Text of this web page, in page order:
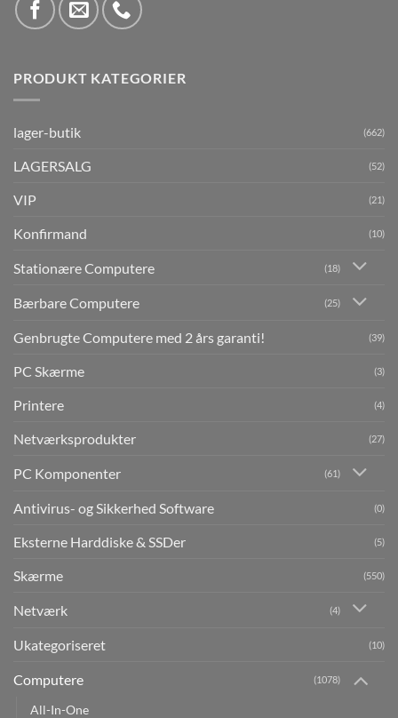
PRODUKT KATEGORIER
lager-butik (662)
LAGERSALG (52)
VIP (21)
Konfirmand (10)
Stationære Computere (18)
Bærbare Computere (25)
Genbrugte Computere med 2 års garanti! (39)
PC Skærme (3)
Printere (4)
Netværksprodukter (27)
PC Komponenter (61)
Antivirus- og Sikkerhed Software (0)
Eksterne Harddiske & SSDer (5)
Skærme (550)
Netværk (4)
Ukategoriseret (10)
Computere (1078)
All-In-One